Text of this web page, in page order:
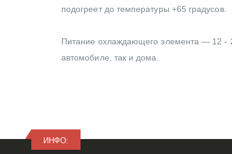
подогреет до температуры +65 градусов.
Питание охлаждающего элемента — 12 -
автомобиле, так и дома.
ИНФО: